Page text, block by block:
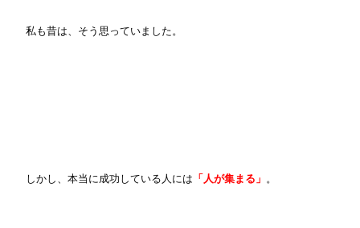
私も昔は、そう思っていました。
しかし、本当に成功している人には 「人が集まる」 。